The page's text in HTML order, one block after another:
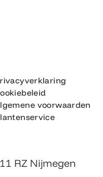
voorwaarden
RZ Nijmegen